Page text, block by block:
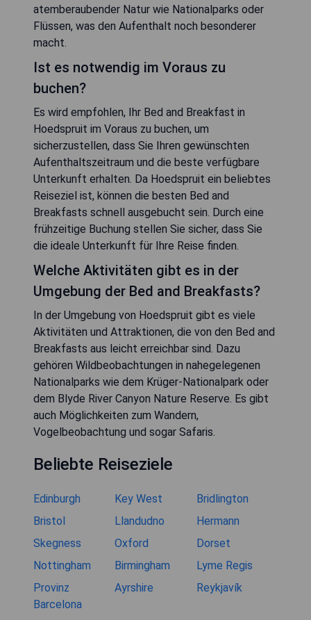
atemberaubender Natur wie Nationalparks oder
Flüssen, was den Aufenthalt noch besonderer
macht.
Ist es notwendig im Voraus zu
buchen?
Es wird empfohlen, Ihr Bed and Breakfast in
Hoedspruit im Voraus zu buchen, um
sicherzustellen, dass Sie Ihren gewünschten
Aufenthaltszeitraum und die beste verfügbare
Unterkunft erhalten. Da Hoedspruit ein beliebtes
Reiseziel ist, können die besten Bed and
Breakfasts schnell ausgebucht sein. Durch eine
frühzeitige Buchung stellen Sie sicher, dass Sie
die ideale Unterkunft für Ihre Reise finden.
Welche Aktivitäten gibt es in der
Umgebung der Bed and Breakfasts?
In der Umgebung von Hoedspruit gibt es viele
Aktivitäten und Attraktionen, die von den Bed and
Breakfasts aus leicht erreichbar sind. Dazu
gehören Wildbeobachtungen in nahegelegenen
Nationalparks wie dem Krüger-Nationalpark oder
dem Blyde River Canyon Nature Reserve. Es gibt
auch Möglichkeiten zum Wandern,
Vogelbeobachtung und sogar Safaris.
Beliebte Reiseziele
Edinburgh Key West
Bridlington
Bristol
Llandudno
Hermann
Skegness
Oxford
Dorset
Nottingham
Birmingham
Lyme Regis
Provinz
Barcelona
Ayrshire Reykjavík